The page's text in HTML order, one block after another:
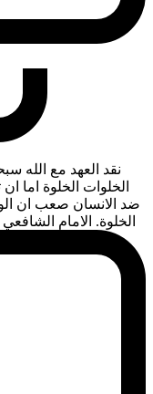
نقد العهد مع الله
الخلوات الخلوة اما
ضد الانسان صعب ان
الخلوة. الامام